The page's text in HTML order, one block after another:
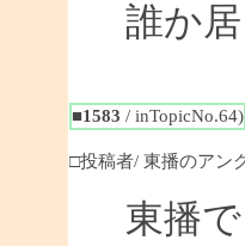
誰か
■1583 / inTopicNo.64)
□投稿者/ 東播のアン
東播